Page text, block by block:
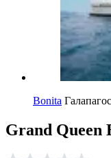
Bonita
Grand Queen